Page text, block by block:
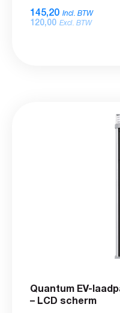
145,20 Incl. BTW
120,00 Excl. BTW
Quantum EV-
– LCD scherm